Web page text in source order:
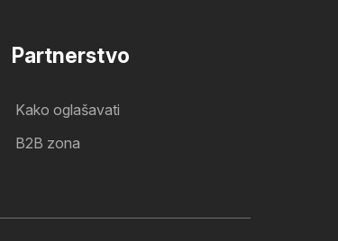
Partnerstvo
Kako oglašavati
B2B zona